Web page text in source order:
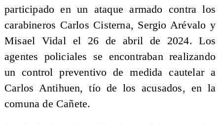
participado en un ataque armado contra los
carabineros Carlos Cisterna, Sergio Arévalo y
Misael Vidal el 26 de abril de 2024. Los
agentes policiales se encontraban realizando
un control preventivo de medida cautelar a
Carlos Antihuen, tío de los acusados, en la
comuna de Cañete.